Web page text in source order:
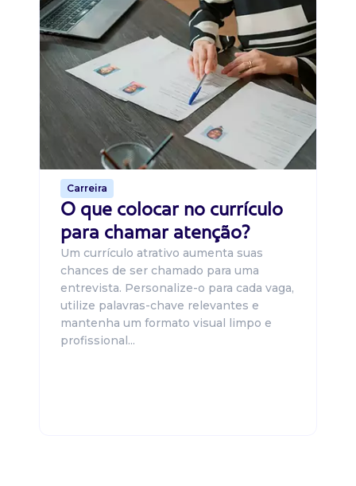
Carreira
O que colocar no currículo
para chamar atenção?
Um currículo atrativo aumenta suas
chances de ser chamado para uma
entrevista. Personalize-o para cada vaga,
utilize palavras-chave relevantes e
mantenha um formato visual limpo e
profissional...